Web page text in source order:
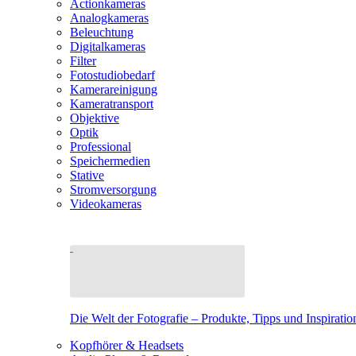
Actionkameras
Analogkameras
Beleuchtung
Digitalkameras
Filter
Fotostudiobedarf
Kamerareinigung
Kameratransport
Objektive
Optik
Professional
Speichermedien
Stative
Stromversorgung
Videokameras
Die Welt der Fotografie – Produkte, Tipps und
Kopfhörer & Headsets